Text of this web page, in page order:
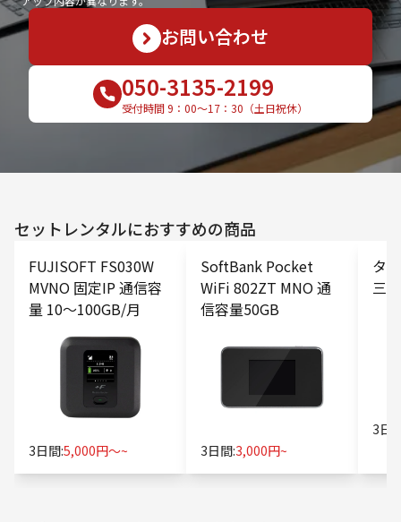
お問い合わせ
050-3135-2199
受付時間 9：00〜17：30（土日祝休）
セットレンタルにおすすめの商品
FUJISOFT FS030W
MVNO 固定IP 通信容
量 10〜100GB/月
3日間:5,000円〜~
SoftBank Pocket
WiFi 802ZT MNO 通
信容量50GB
3日間:3,000円~
タ
三
3日